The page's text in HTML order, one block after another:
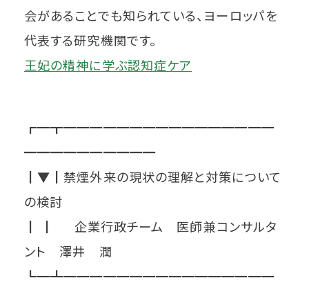
会があることでも知られている、ヨーロッパを
代表する研究機関です。
王妃の精神に学ぶ認知症ケア
┏━┳━━━━━━━━━━━━━━━━
━━━━━━━━━━
┃▼┃禁煙外来の現状の理解と対策について
の検討
┃ ┃ 企業行政チーム 医師兼コンサルタ
ント 澤井 潤
┗━┻━━━━━━━━━━━━━━━━